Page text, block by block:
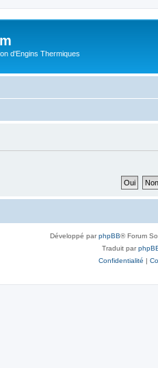
d'Engins Thermiques
Développé parphpBB® Forum
Traduit par
Confidentialité |